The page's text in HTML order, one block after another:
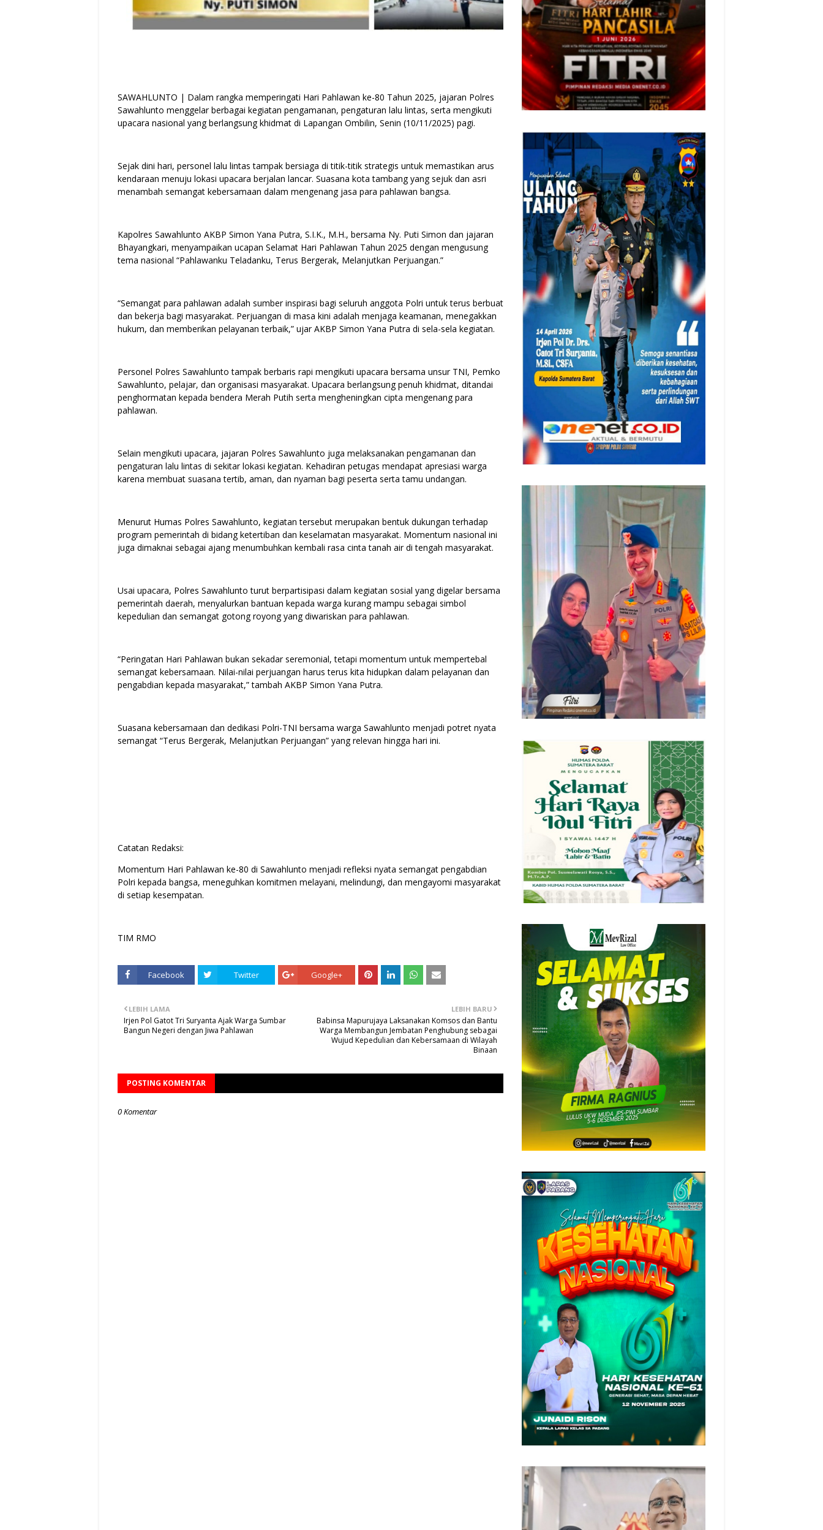
SAWAHLUNTO | Dalam rangka memperingati Hari Pahlawan ke-80 Tahun 2025, jajaran Polres
Sawahlunto menggelar berbagai kegiatan pengamanan, pengaturan lalu lintas, serta mengikuti
upacara nasional yang berlangsung khidmat di Lapangan Ombilin, Senin (10/11/2025) pagi.
Sejak dini hari, personel lalu lintas tampak bersiaga di titik-titik strategis untuk memastikan arus
kendaraan menuju lokasi upacara berjalan lancar. Suasana kota tambang yang sejuk dan asri
menambah semangat kebersamaan dalam mengenang jasa para pahlawan bangsa.
Kapolres Sawahlunto AKBP Simon Yana Putra, S.I.K., M.H., bersama Ny. Puti Simon dan jajaran
Bhayangkari, menyampaikan ucapan Selamat Hari Pahlawan Tahun 2025 dengan mengusung
tema nasional “Pahlawanku Teladanku, Terus Bergerak, Melanjutkan Perjuangan.”
“Semangat para pahlawan adalah sumber inspirasi bagi seluruh anggota Polri untuk terus berbuat
dan bekerja bagi masyarakat. Perjuangan di masa kini adalah menjaga keamanan, menegakkan
hukum, dan memberikan pelayanan terbaik,” ujar AKBP Simon Yana Putra di sela-sela kegiatan.
Personel Polres Sawahlunto tampak berbaris rapi mengikuti upacara bersama unsur TNI, Pemko
Sawahlunto, pelajar, dan organisasi masyarakat. Upacara berlangsung penuh khidmat, ditandai
penghormatan kepada bendera Merah Putih serta mengheningkan cipta mengenang para
pahlawan.
Selain mengikuti upacara, jajaran Polres Sawahlunto juga melaksanakan pengamanan dan
pengaturan lalu lintas di sekitar lokasi kegiatan. Kehadiran petugas mendapat apresiasi warga
karena membuat suasana tertib, aman, dan nyaman bagi peserta serta tamu undangan.
Menurut Humas Polres Sawahlunto, kegiatan tersebut merupakan bentuk dukungan terhadap
program pemerintah di bidang ketertiban dan keselamatan masyarakat. Momentum nasional ini
juga dimaknai sebagai ajang menumbuhkan kembali rasa cinta tanah air di tengah masyarakat.
Usai upacara, Polres Sawahlunto turut berpartisipasi dalam kegiatan sosial yang digelar bersama
pemerintah daerah, menyalurkan bantuan kepada warga kurang mampu sebagai simbol
kepedulian dan semangat gotong royong yang diwariskan para pahlawan.
“Peringatan Hari Pahlawan bukan sekadar seremonial, tetapi momentum untuk mempertebal
semangat kebersamaan. Nilai-nilai perjuangan harus terus kita hidupkan dalam pelayanan dan
pengabdian kepada masyarakat,” tambah AKBP Simon Yana Putra.
Suasana kebersamaan dan dedikasi Polri-TNI bersama warga Sawahlunto menjadi potret nyata
semangat “Terus Bergerak, Melanjutkan Perjuangan” yang relevan hingga hari ini.
Catatan Redaksi:
Momentum Hari Pahlawan ke-80 di Sawahlunto menjadi refleksi nyata semangat pengabdian
Polri kepada bangsa, meneguhkan komitmen melayani, melindungi, dan mengayomi masyarakat
di setiap kesempatan.
TIM RMO
Facebook Twitter Google+
LEBIH BARU
Babinsa Mapurujaya Laksanakan Komsos dan Bantu
Warga Membangun Jembatan Penghubung sebagai
Wujud Kepedulian dan Kebersamaan di Wilayah
Binaan
LEBIH LAMA
Irjen Pol Gatot Tri Suryanta Ajak Warga Sumbar
Bangun Negeri dengan Jiwa Pahlawan
POSTING KOMENTAR
0 Komentar